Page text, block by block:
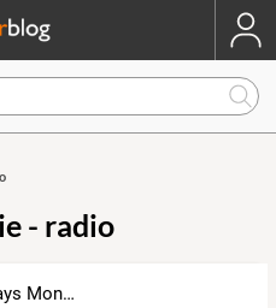
- radio
Gazette du Pays Montfortois (Yvelines)